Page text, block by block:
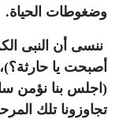
وضغوطات الحياة.
ننسى أن النبى
أصبحت يا
(اجلس بنا نؤمن
تجاوزونا تلك